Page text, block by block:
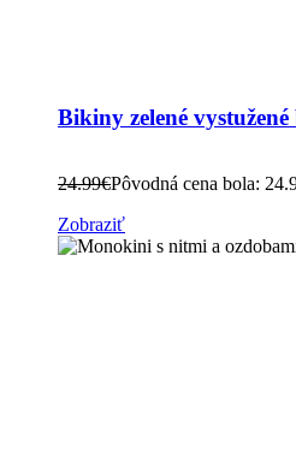
Bikiny zelené
24.99€Pôvodná cena bola:
Zobraziť